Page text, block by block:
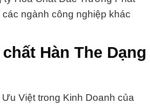
ngành công nghiệp khác
Hàn The Dạng
Việt trong Kinh Doanh của